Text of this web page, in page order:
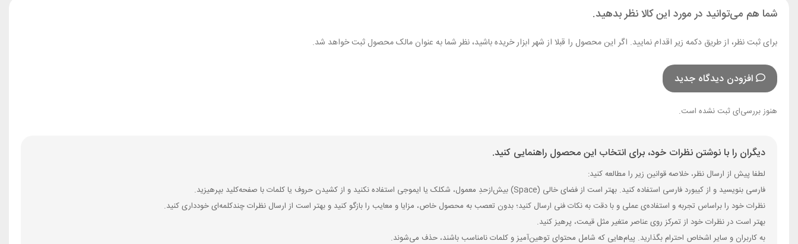
شما هم می‌توانید در مورد این کالا نظر بدهید.
برای ثبت نظر، از طریق دکمه زیر اقدام نمایید. اگر این محصول را قبلا از شهر ابزار خریده باشید، نظر شما به عنوان مالک محصول ثبت خواهد شد.
افزودن دیدگاه جدید
هنوز بررسی‌ای ثبت نشده است.
دیگران را با نوشتن نظرات خود، برای انتخاب این محصول راهنمایی کنید.
لطفا پیش از ارسال نظر، خلاصه قوانین زیر را مطالعه کنید:
فارسی بنویسید و از کیبورد فارسی استفاده کنید. بهتر است از فضای خالی (Space) بیش‌از‌حدِ معمول، شکلک یا ایموجی استفاده نکنید و از کشیدن حروف یا کلمات با صفحه‌کلید بپرهیزید.
نظرات خود را براساس تجربه و استفاده‌ی عملی و با دقت به نکات فنی ارسال کنید؛ بدون تعصب به محصول خاص، مزایا و معایب را بازگو کنید و بهتر است از ارسال نظرات چندکلمه‌‌ای خودداری کنید.
بهتر است در نظرات خود از تمرکز روی عناصر متغیر مثل قیمت، پرهیز کنید.
به کاربران و سایر اشخاص احترام بگذارید. پیام‌هایی که شامل محتوای توهین‌آمیز و کلمات نامناسب باشند، حذف می‌شوند.